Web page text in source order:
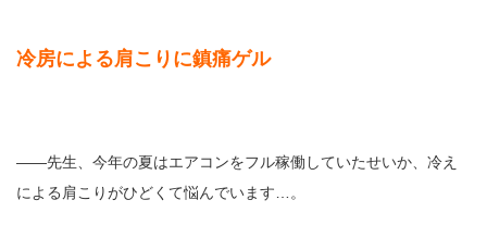
冷房による肩こりに鎮痛ゲル
――先生、今年の夏はエアコンをフル稼働していたせいか、冷え
による肩こりがひどくて悩んでいます…。